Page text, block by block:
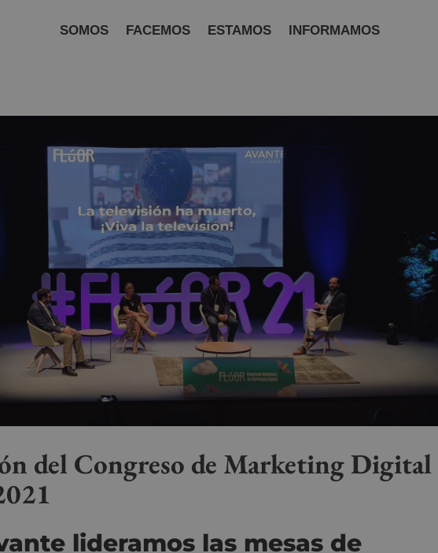
SOMOS FACEMOS ESTAMOS INFORMAMOS
del Congreso de Marketing Digital
lideramos las mesas de